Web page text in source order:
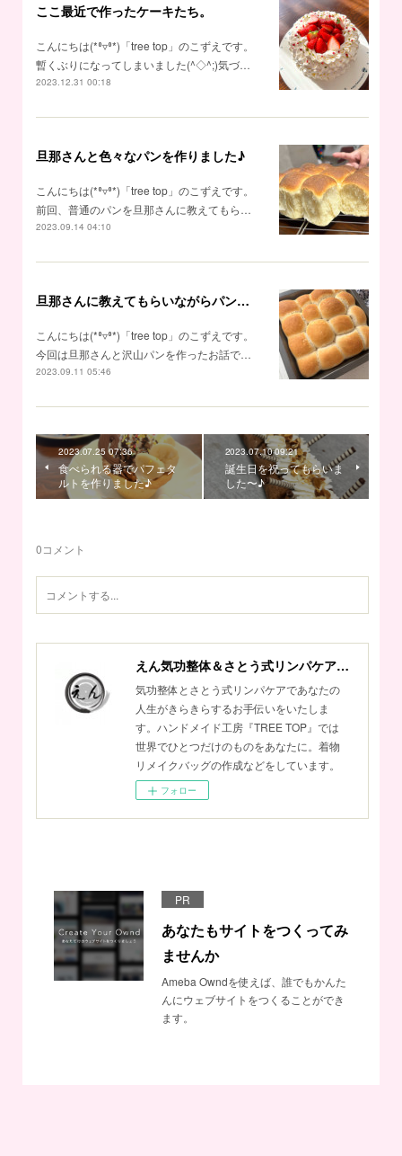
ここ最近で作ったケーキたち。
こんにちは(*⁰▿⁰*)「tree top」のこずえです。
暫くぶりになってしまいました(^◇^;)気づ…
2023.12.31 00:18
旦那さんと色々なパンを作りました♪
こんにちは(*⁰▿⁰*)「tree top」のこずえです。
前回、普通のパンを旦那さんに教えてもら…
2023.09.14 04:10
旦那さんに教えてもらいながらパンを作ってみました♪
こんにちは(*⁰▿⁰*)「tree top」のこずえです。
今回は旦那さんと沢山パンを作ったお話で…
2023.09.11 05:46
2023.07.25 07:36
食べられる器でパフェタ
ルトを作りました♪
2023.07.10 09:21
誕生日を祝ってもらいま
した〜♪
0コメント
えん気功整体＆さとう式リンパケアサロン
気功整体とさとう式リンパケアであなたの
人生がきらきらするお手伝いをいたしま
す。ハンドメイド工房『TREE TOP』では
世界でひとつだけのものをあなたに。着物
リメイクバッグの作成などをしています。
フォロー
PR
あなたもサイトをつくってみ
ませんか
Ameba Owndを使えば、誰でもかんた
んにウェブサイトをつくることができ
ます。